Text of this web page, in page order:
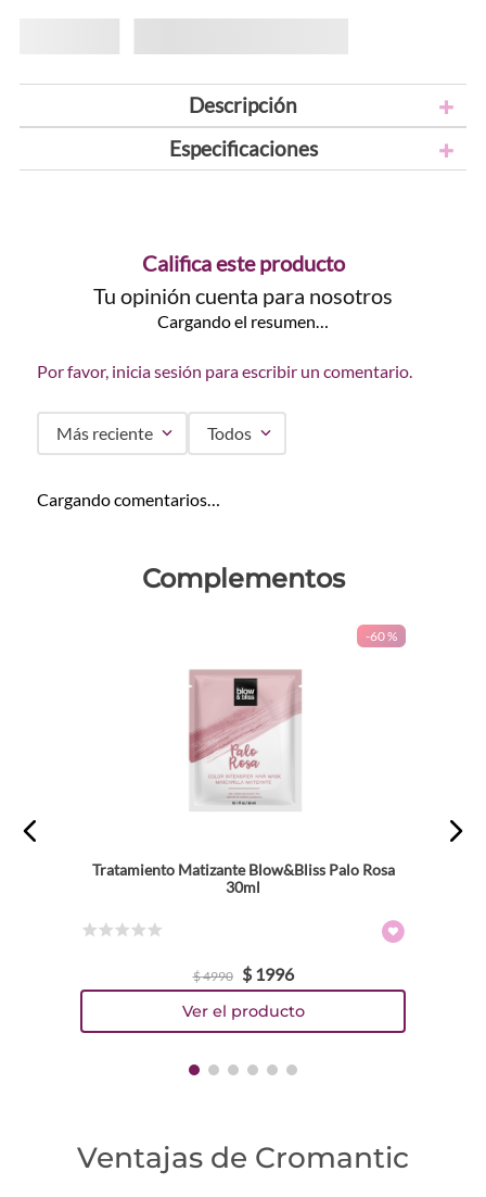
Descripción
Especificaciones
Califica este producto
Tu opinión cuenta para nosotros
Cargando el resumen…
Por favor, inicia sesión para escribir un comentario.
Más reciente Todos
Cargando comentarios…
Complementos
-60 %
Tratamiento Matizante Blow&Bliss Palo Rosa
30ml
$4990 $ 1996
Ventajas de Cromantic